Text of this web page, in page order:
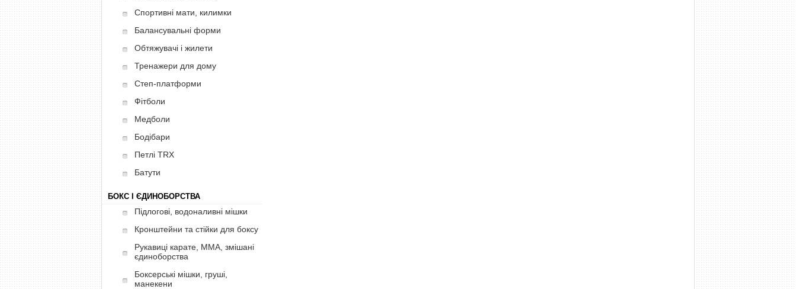
Спортивні мати, килимки
Балансувальні форми
Обтяжувачі і жилети
Тренажери для дому
Степ-платформи
Фітболи
Медболи
Бодібари
Петлі TRX
Батути
БОКС І ЄДИНОБОРСТВА
Підлогові, водоналивні мішки
Кронштейни та стійки для боксу
Рукавиці карате, ММА, змішані
єдиноборства
Боксерські мішки, груші,
манекени